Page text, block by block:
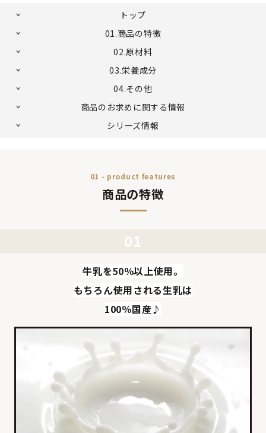
トップ
01.商品の特徴
02.原材料
03.栄養成分
04.その他
商品のお求めに関する情報
シリーズ情報
01 - product features
商品の特徴
牛乳を50％以上使用。
もちろん使用される生乳は
100％国産♪